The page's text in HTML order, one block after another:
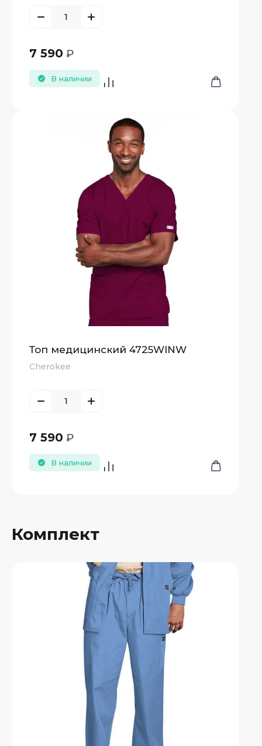
7 590 ₽
В наличии
Топ медицинский 4725WINW
Cherokee
7 590 ₽
В наличии
Комплект